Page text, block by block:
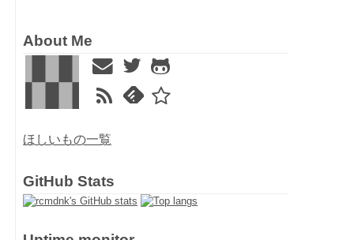
About Me
ほしいもの一覧
GitHub Stats